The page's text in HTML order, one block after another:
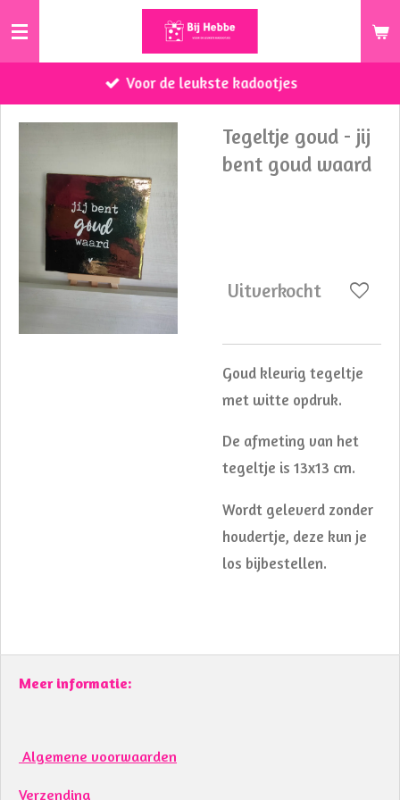
Ga
de
hoofdinhoud
Voor de leukste kadootjes
Tegeltje goud - jij
bent goud waard
Uitverkocht
Goud kleurig tegeltje
met witte opdruk.
De afmeting van het
tegeltje is 13x13 cm.
Wordt geleverd zonder
houdertje, deze kun je
los bijbestellen.
Meer informatie:
Algemene voorwaarden
Verzending